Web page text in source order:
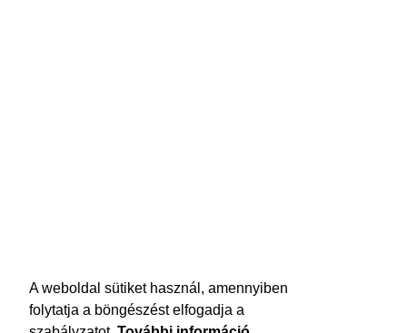
A weboldal sütiket használ, amennyiben
folytatja a böngészést elfogadja a